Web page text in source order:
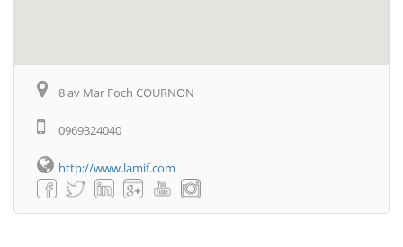
8 av Mar Foch COURNON
0969324040
http://www.lamif.com